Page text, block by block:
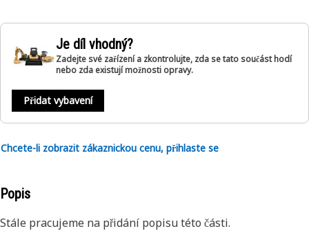
Je díl vhodný?
Zadejte své zařízení a zkontrolujte, zda se tato součást hodí
nebo zda existují možnosti opravy.
Přidat vybavení
Chcete-li zobrazit zákaznickou cenu, přihlaste se
Popis
Stále pracujeme na přidání popisu této části.